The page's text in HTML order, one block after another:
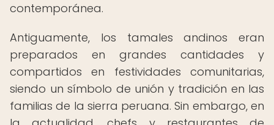
contemporánea.
Antiguamente, los tamales andinos eran
preparados en grandes cantidades y
compartidos en festividades comunitarias,
siendo un símbolo de unión y tradición en las
familias de la sierra peruana. Sin embargo, en